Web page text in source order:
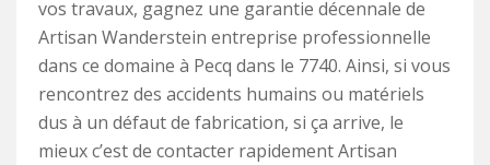
vos travaux, gagnez une garantie décennale de
Artisan Wanderstein entreprise professionnelle
dans ce domaine à Pecq dans le 7740. Ainsi, si vous
rencontrez des accidents humains ou matériels
dus à un défaut de fabrication, si ça arrive, le
mieux c’est de contacter rapidement Artisan